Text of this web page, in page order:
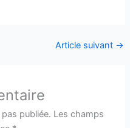
Article suivant →
publiée. Les champs